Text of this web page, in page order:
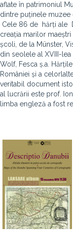
aflate în patrimoniul
dintre puținele muzee
Cele 86 de hărți ale
creația marilor
școli, de la Münster,
din seolele al XVIII-lea
Wolf, Fesca ș.a.
României și a
veritabil document
al lucrării este prof.
limba engleză a fost